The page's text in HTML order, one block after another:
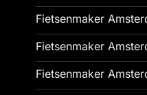
Fietsenmaker
Fietsenmaker
Fietsenmaker